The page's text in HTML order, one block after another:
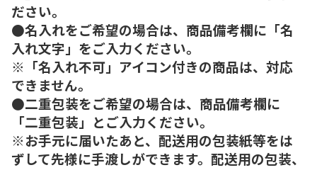
ださい。
●名入れをご希望の場合は、商品備考欄に「名
入れ文字」をご入力ください。
※「名入れ不可」アイコン付きの商品は、対応
できません。
●二重包装をご希望の場合は、商品備考欄に
「二重包装」とご入力ください。
※お手元に届いたあと、配送用の包装紙等をは
ずして先様に手渡しができます。配送用の包装、